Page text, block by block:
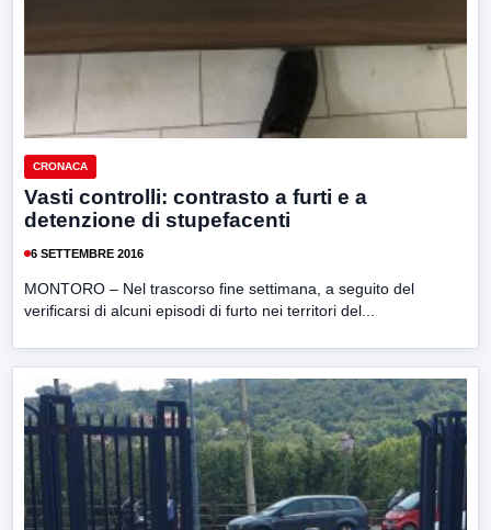
CRONACA
Vasti controlli: contrasto a furti e a
detenzione di stupefacenti
6 SETTEMBRE 2016
MONTORO – Nel trascorso fine settimana, a seguito del
verificarsi di alcuni episodi di furto nei territori del...